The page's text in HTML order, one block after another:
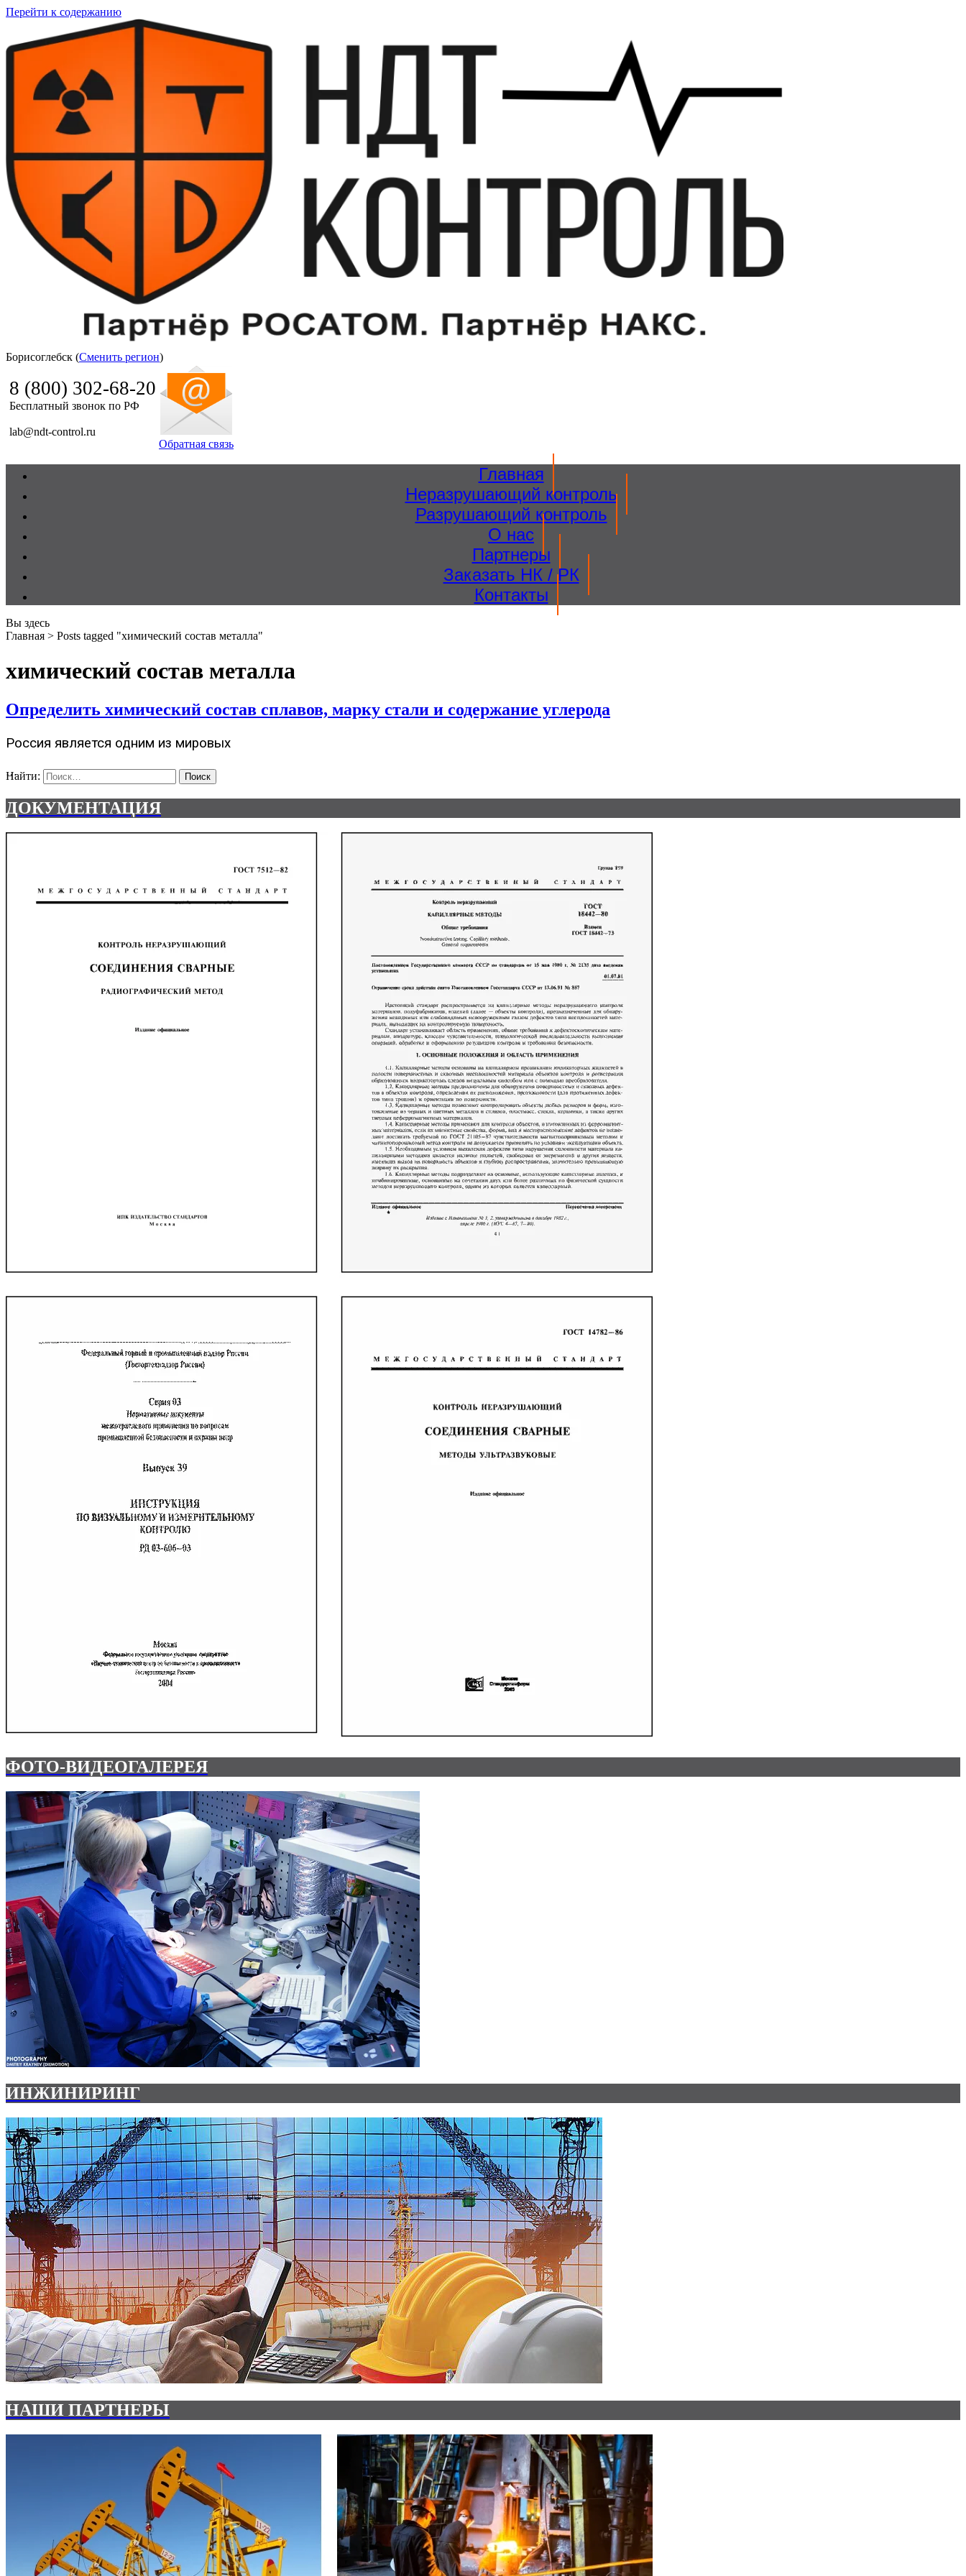
Перейти к содержанию
Ndt Control
Борисоглебск (Сменить регион)
8 (800) 302-68-20
Бесплатный звонок по РФ
lab@ndt-control.ru
Обратная связь
Главная
Неразрушающий контроль
Разрушающий контроль
О нас
Партнеры
Заказать НК / РК
Контакты
Вы здесь
Главная > Posts tagged "химический состав металла"
химический состав металла
Определить химический состав сплавов, марку стали и содержание углерода
Россия является одним из мировых
…
Найти:
ДОКУМЕНТАЦИЯ
ФОТО-ВИДЕОГАЛЕРЕЯ
ИНЖИНИРИНГ
НАШИ ПАРТНЕРЫ